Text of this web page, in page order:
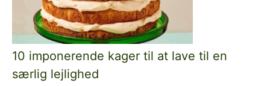
10 imponerende kager til at lave til en
særlig lejlighed